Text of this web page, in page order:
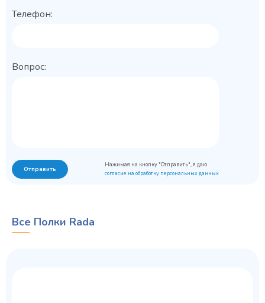
Телефон:
Вопрос:
Отправить
Нажимая на кнопку "Отправить", я даю
согласие на обработку персональных данных
Все Полки Rada